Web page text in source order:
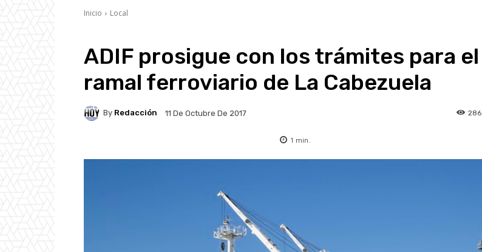
Inicio Local
ADIF prosigue con los trámites para el
ramal ferroviario de La Cabezuela
By Redacción 11 De Octubre De 2017 286
1 min.